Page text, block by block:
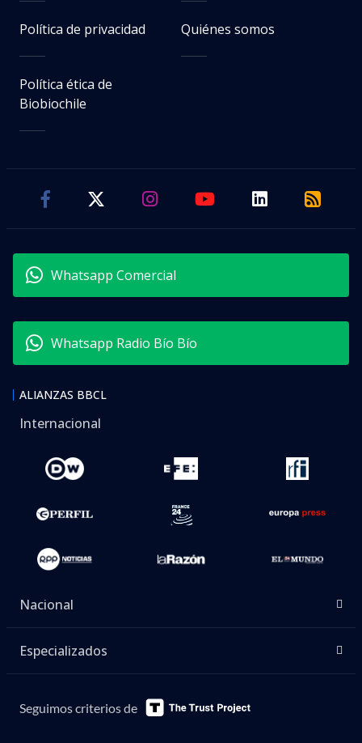
Política de privacidad Quiénes somos
Política ética de
Biobiochile
Whatsapp Comercial
Whatsapp Radio Bío Bío
ALIANZAS BBCL
Internacional
Nacional
Especializados
Seguimos criterios de